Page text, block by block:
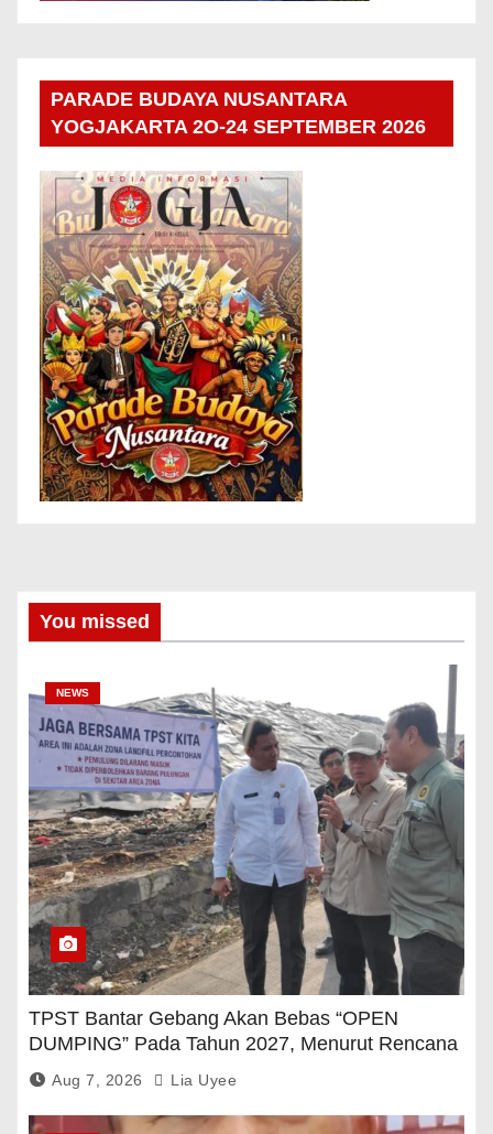
PARADE BUDAYA NUSANTARA
YOGJAKARTA 2O-24 SEPTEMBER 2026
You missed
NEWS
TPST Bantar Gebang Akan Bebas “OPEN
DUMPING” Pada Tahun 2027, Menurut Rencana
Pemerintah
Aug 7, 2026 Lia Uyee